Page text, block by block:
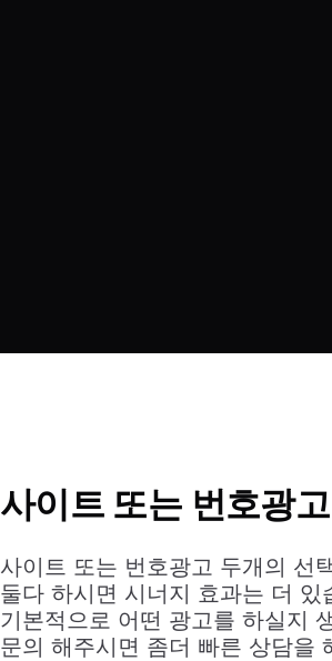
사이트 또는 번호광고
사이트 또는 번호광고 두개의 선
둘다 하시면 시너지 효과는 더 있
기본적으로 어떤 광고를 하실지
문의 해주시면 좀더 빠른 상담을